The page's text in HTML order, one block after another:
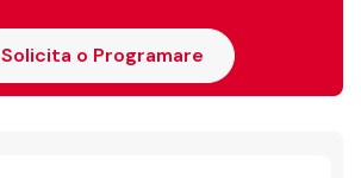
Solicita o Programare